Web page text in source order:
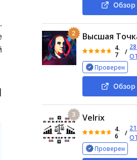
Обзор
2 Высшая
4.
7
/
Проверен
Обзор
3 Velrix
4.
6
/
Проверен